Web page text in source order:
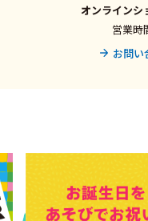
オンラインシ
営業時
お問い